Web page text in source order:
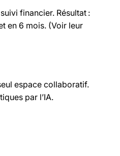
financier. Résultat :
en 6 mois. (Voir leur
espace collaboratif.
par l’IA.